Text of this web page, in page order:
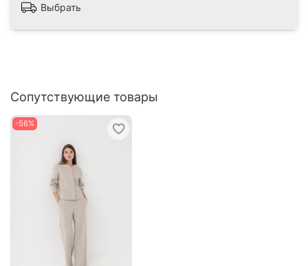
Выбрать
Сопутствующие товары
-56%